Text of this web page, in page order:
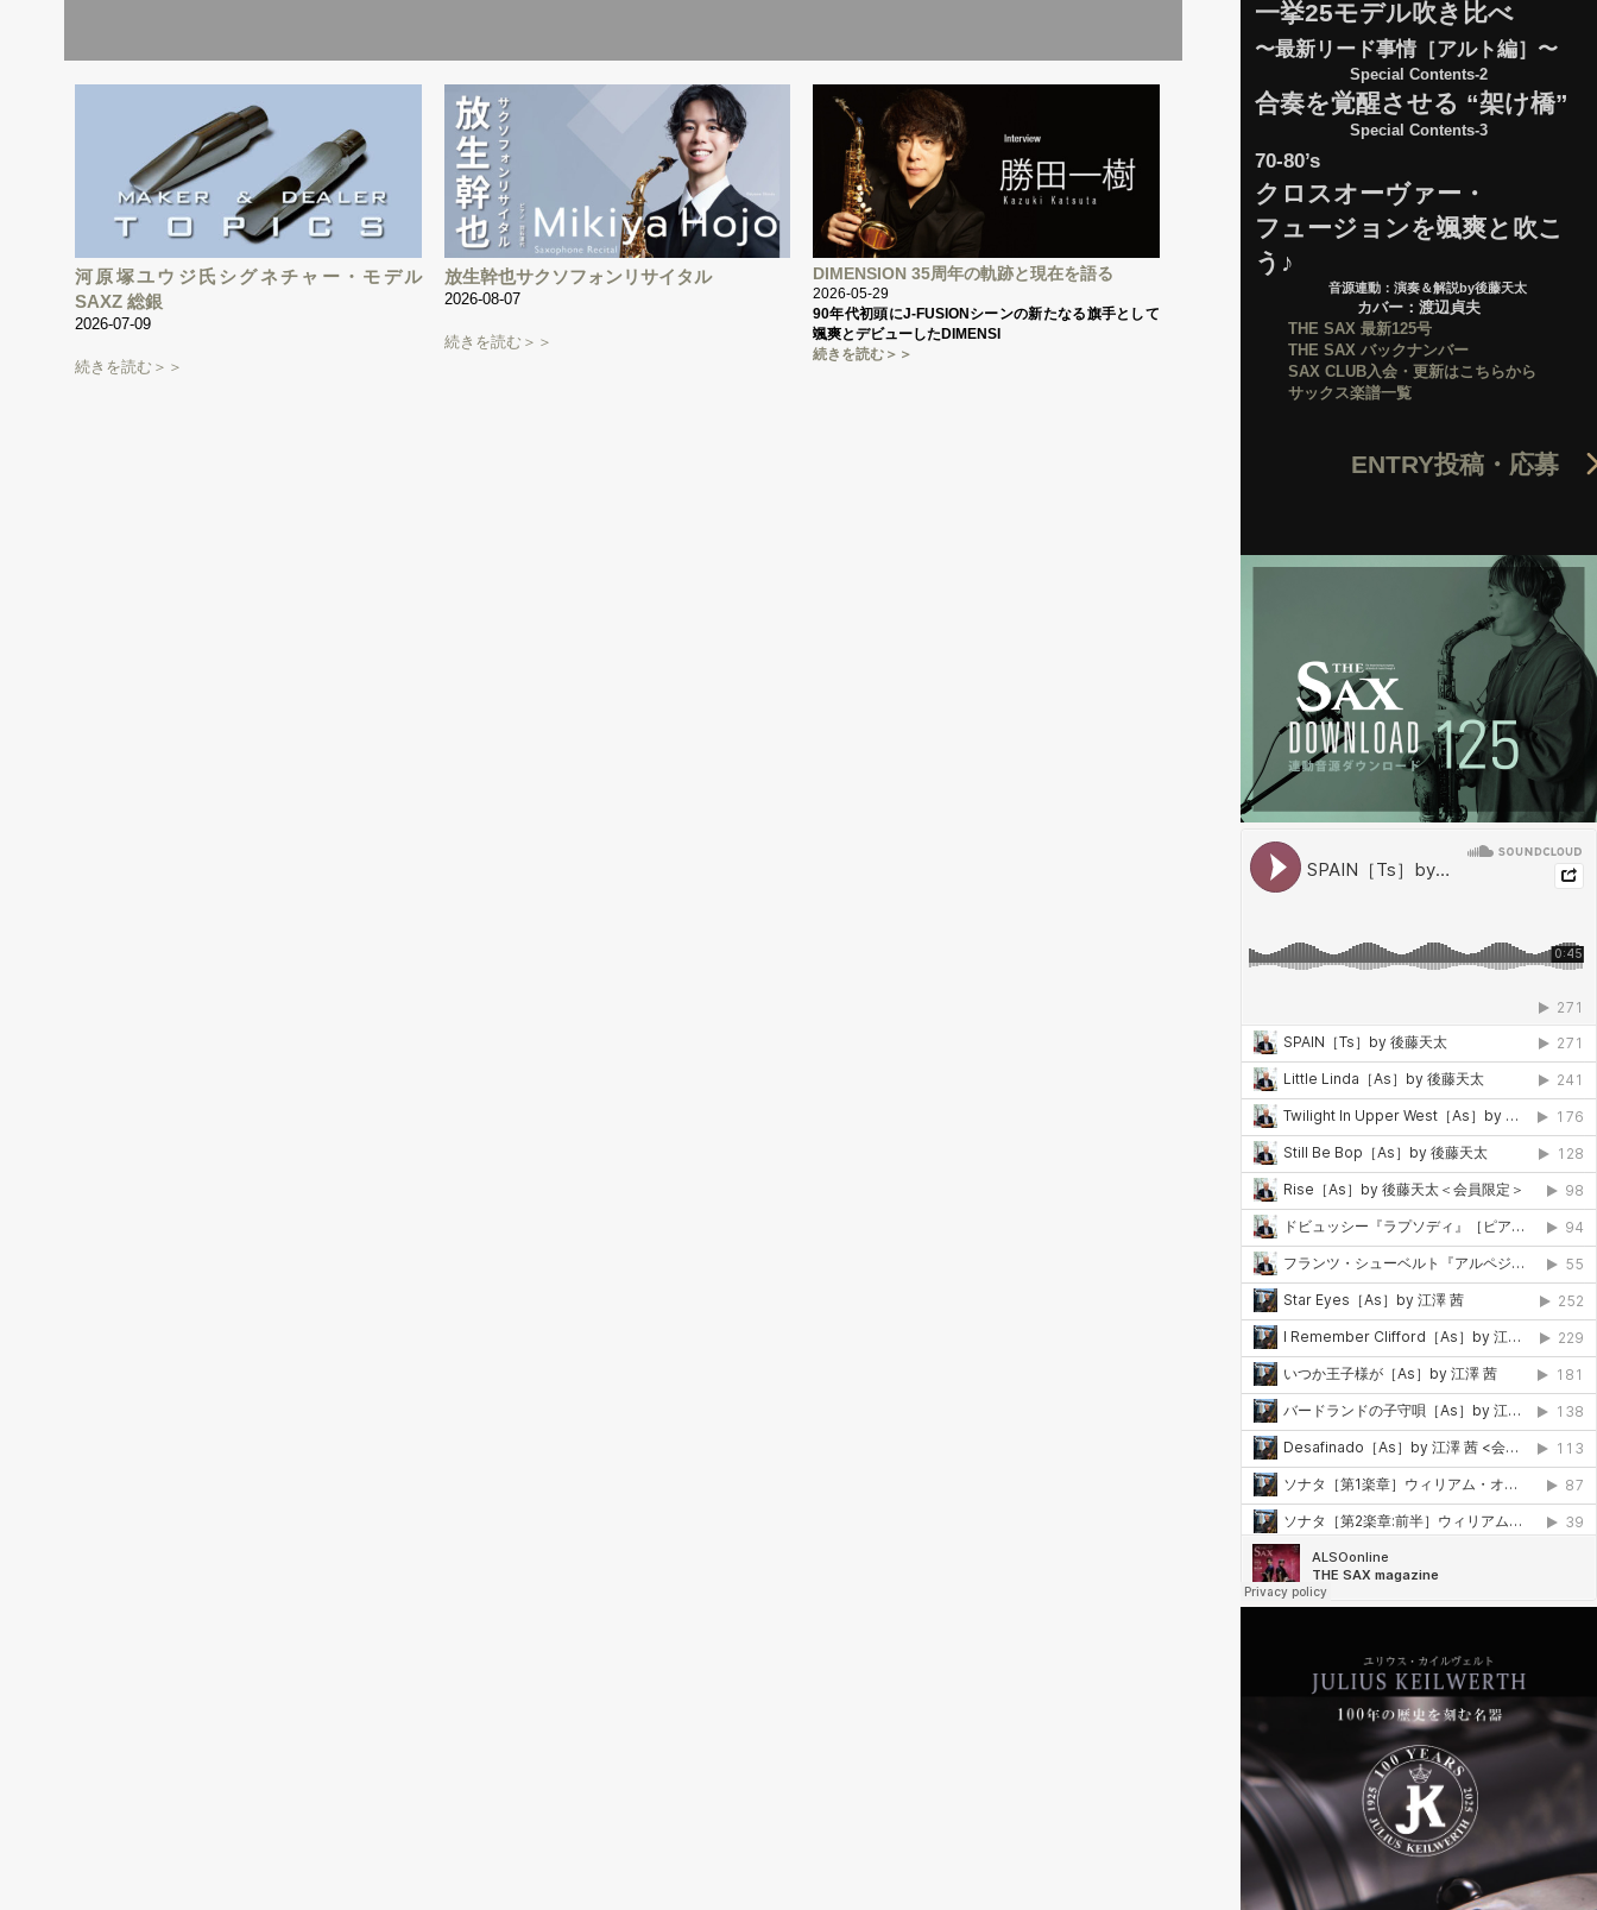
河原塚ユウジ氏シグネチャー・モデル
SAXZ 総銀
2026-07-09
続きを読む＞＞
放生幹也サクソフォンリサイタル
2026-08-07
続きを読む＞＞
DIMENSION 35周年の軌跡と現在を語る
2026-05-29
90年代初頭にJ-FUSIONシーンの新たなる旗手として
颯爽とデビューしたDIMENSI
続きを読む＞＞
一挙25モデル吹き比べ
〜最新リード事情［アルト編］〜
Special Contents-2
合奏を覚醒させる “架け橋”
Special Contents-3
70-80’s
クロスオーヴァー・
フュージョンを颯爽と吹こ
う♪
音源連動：演奏＆解説by後藤天太
カバー：渡辺貞夫
THE SAX 最新125号
THE SAX バックナンバー
SAX CLUB入会・更新はこちらから
サックス楽譜一覧
ENTRY投稿・応募